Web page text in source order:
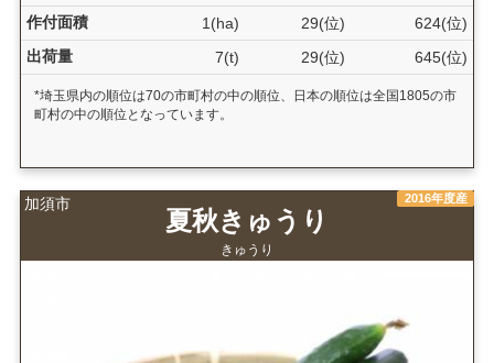
作付面積
1(ha) 29(位)
624(位)
出荷量
7(t) 29(位) 645(位)
*埼玉県内の順位は70の市町村の中の順位、日本の順位は全国1805の市
町村の中の順位となっています。
加須市 2016年度産
夏秋きゅうり
きゅうり